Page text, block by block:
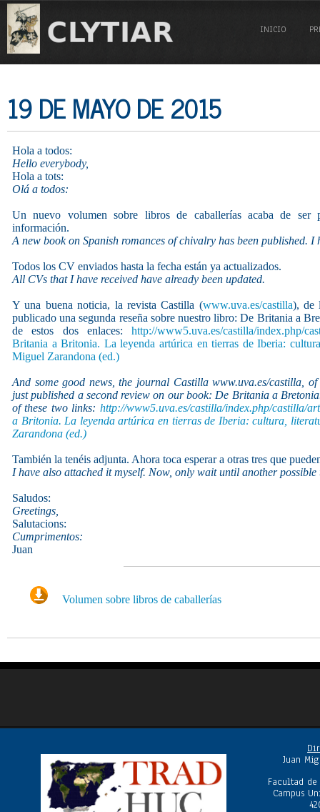
INICIO
19 DE MAYO DE 2015
Hola a todos:
Hello everybody,
Hola a tots:
Olá a todos:
Un nuevo volumen sobre libros de caballerías acaba de ser
información.
A new book on Spanish romances of chivalry has been published. I
Todos los CV enviados hasta la fecha están ya actualizados.
All CVs that I have received have already been updated.
Y una buena noticia, la revista Castilla (www.uva.es/castilla), de
publicado una segunda reseña sobre nuestro libro: De Britania a
de estos dos enlaces:http://www5.uva.es/castilla/index.php/
Britania a Britonia. La leyenda artúrica en tierras de Iberia:
Miguel Zarandona (ed.)
And some good news, the journal Castilla www.uva.es/castilla,
just published a second review on our book: De Britania a
of these two links: http://www5.uva.es/castilla/index.php/castilla/
a Britonia. La leyenda artúrica en tierras de Iberia: cultura,
Zarandona (ed.)
También la tenéis adjunta. Ahora toca esperar a otras tres que
I have also attached it myself. Now, only wait until another possible
Saludos:
Greetings,
Salutacions:
Cumprimentos:
Juan
Volumen sobre libros de caballerías
Juan
Facultad
Campus